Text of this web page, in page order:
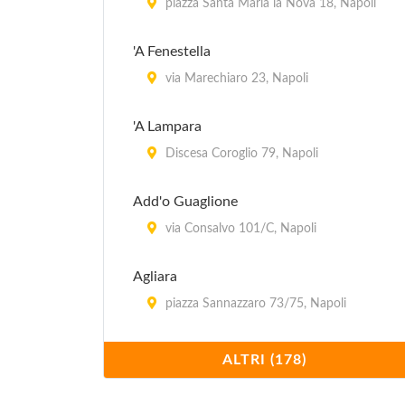
piazza Santa Maria la Nova 18, Napoli
'A Fenestella
via Marechiaro 23, Napoli
'A Lampara
Discesa Coroglio 79, Napoli
Add'o Guaglione
via Consalvo 101/C, Napoli
Agliara
piazza Sannazzaro 73/75, Napoli
via Pignasecca 22, Napoli
ALTRI (178)